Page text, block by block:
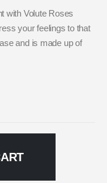
with Volute Roses
your feelings to that
and is made up of